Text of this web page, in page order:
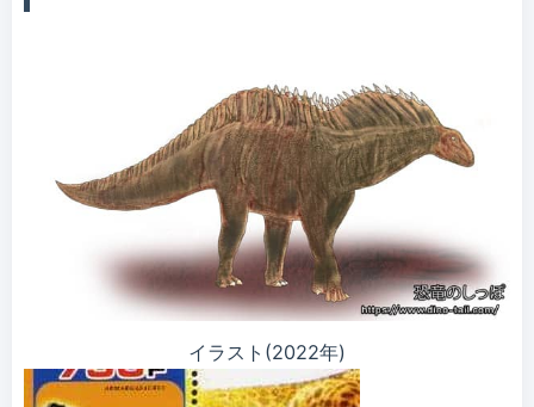
イラスト(2022年)